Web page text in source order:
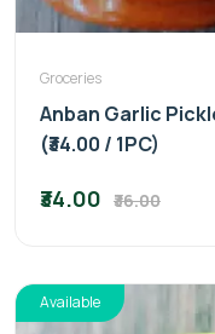
Groceries
Anban Garlic
(₹34.00 / 1PC)
₹34.00 ₹36.00
Available